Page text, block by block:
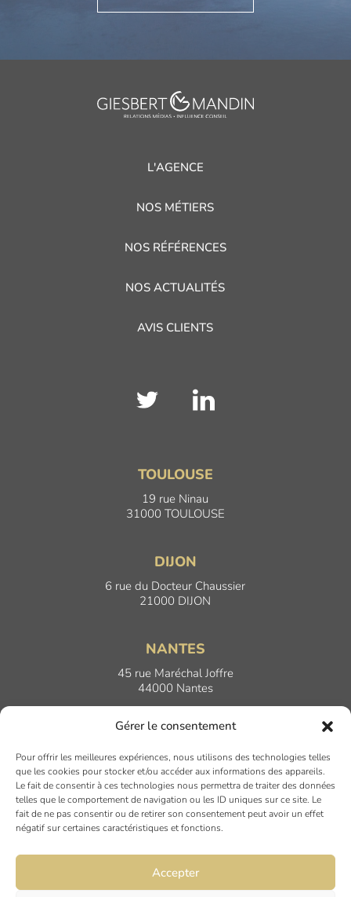
Gérer le consentement
Pour offrir les meilleures expériences, nous utilisons des technologies telles
que les cookies pour stocker et/ou accéder aux informations des appareils.
Le fait de consentir à ces technologies nous permettra de traiter des données
telles que le comportement de navigation ou les ID uniques sur ce site. Le
fait de ne pas consentir ou de retirer son consentement peut avoir un effet
négatif sur certaines caractéristiques et fonctions.
Accepter
L'AGENCE
NOS MÉTIERS
NOS RÉFÉRENCES
NOS ACTUALITÉS
AVIS CLIENTS
TOULOUSE
19 rue Ninau
31000 TOULOUSE
DIJON
6 rue du Docteur Chaussier
21000 DIJON
NANTES
45 rue Maréchal Joffre
44000 Nantes
LYON
17 Quai Joseph Gillet
69004 LYON
PARIS